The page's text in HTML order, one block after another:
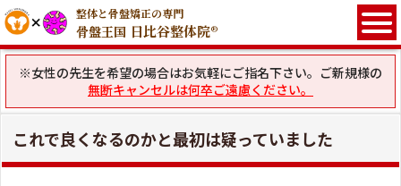
整体と骨盤矯正の専門
骨盤王国 日比谷整体院®
※女性の先生を希望の場合はお気軽にご指名下さい。ご新規様の
無断キャンセルは何卒ご遠慮ください。
これで良くなるのかと最初は疑っていました